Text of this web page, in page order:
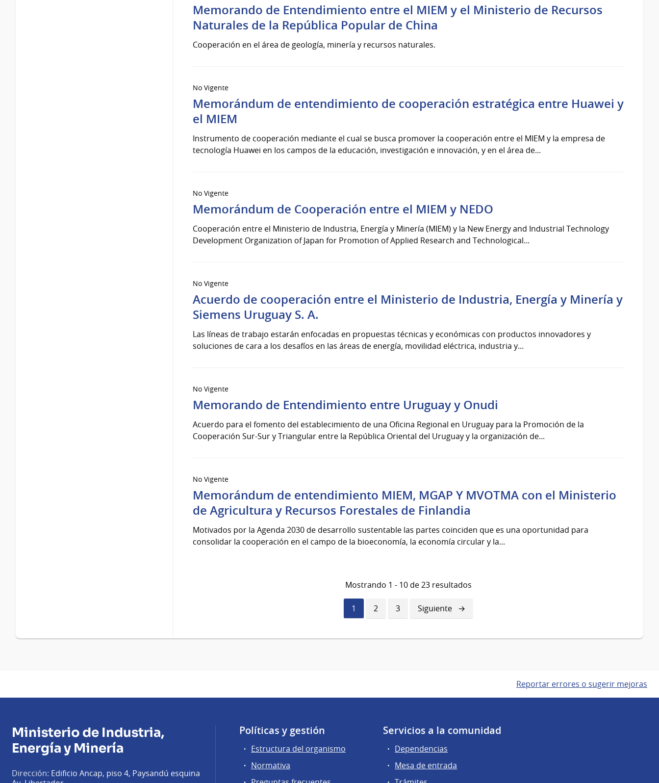
Memorando de Entendimiento entre el MIEM y el Ministerio de Recursos
Naturales de la República Popular de China
Cooperación en el área de geología, minería y recursos naturales.
No Vigente
Memorándum de entendimiento de cooperación estratégica entre Huawei y
el MIEM
Instrumento de cooperación mediante el cual se busca promover la cooperación entre el MIEM y la empresa de
tecnología Huawei en los campos de la educación, investigación e innovación, y en el área de...
No Vigente
Memorándum de Cooperación entre el MIEM y NEDO
Cooperación entre el Ministerio de Industria, Energía y Minería (MIEM) y la New Energy and Industrial Technology
Development Organization of Japan for Promotion of Applied Research and Technological...
No Vigente
Acuerdo de cooperación entre el Ministerio de Industria, Energía y Minería y
Siemens Uruguay S. A.
Las líneas de trabajo estarán enfocadas en propuestas técnicas y económicas con productos innovadores y
soluciones de cara a los desafíos en las áreas de energía, movilidad eléctrica, industria y...
No Vigente
Memorando de Entendimiento entre Uruguay y Onudi
Acuerdo para el fomento del establecimiento de una Oficina Regional en Uruguay para la Promoción de la
Cooperación Sur-Sur y Triangular entre la República Oriental del Uruguay y la organización de...
No Vigente
Memorándum de entendimiento MIEM, MGAP Y MVOTMA con el Ministerio
de Agricultura y Recursos Forestales de Finlandia
Motivados por la Agenda 2030 de desarrollo sustentable las partes coinciden que es una oportunidad para
consolidar la cooperación en el campo de la bioeconomía, la economía circular y la...
Mostrando 1 - 10 de 23 resultados
Página
actual
1 Página
2 Página
3
Siguiente
página
Siguiente
Reportar errores o sugerir mejoras
Ministerio de Industria,
Energía y Minería
Dirección: Edificio Ancap, piso 4, Paysandú esquina
Políticas y gestión
Estructura del organismo
Normativa
Servicios a la comunidad
Dependencias
Mesa de entrada